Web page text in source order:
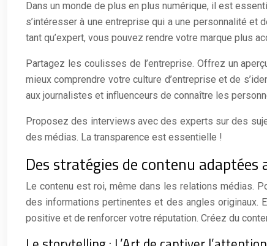
Dans un monde de plus en plus numérique, il est
s’intéresser à une entreprise qui a une personnalité
tant qu’expert, vous pouvez rendre votre marque plus
Partagez les coulisses de l’entreprise. Offrez un
mieux comprendre votre culture d’entreprise et de
aux journalistes et influenceurs de connaître les
Proposez des interviews avec des experts sur des
des médias. La transparence est essentielle !
Des stratégies de contenu adaptées
Le contenu est roi, même dans les relations médias.
des informations pertinentes et des angles originaux.
positive et de renforcer votre réputation. Créez du